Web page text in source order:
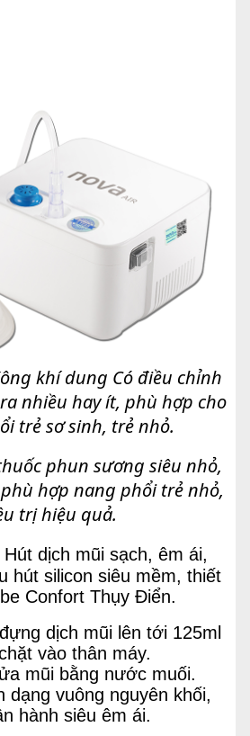
khí dung Có điều chỉnh
nhiều hay ít, phù hợp cho
trẻ sơ sinh, trẻ nhỏ.
phun sương siêu nhỏ,
hợp nang phổi trẻ nhỏ,
trị hiệu quả.
Hút dịch mũi sạch, êm ái,
hút silicon siêu mềm, thiết
Confort Thụy Điển.
dịch mũi lên tới 125ml
vào thân máy.
mũi bằng nước muối.
dạng vuông nguyên khối,
hành siêu êm ái.